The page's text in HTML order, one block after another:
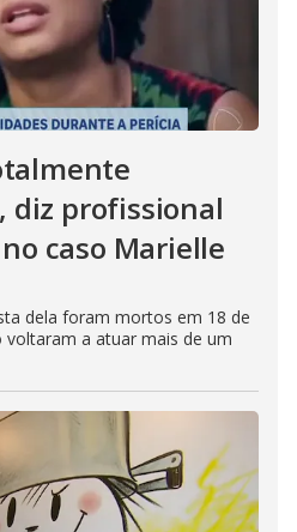
diz profissional
caso Marielle
dela foram mortos em 18 de
a atuar mais de um